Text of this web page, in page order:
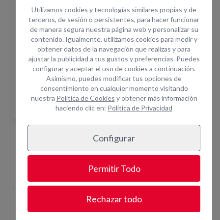
del equipo. Una vez realizada la solicitud un
asesor le confirmará disponibilidad.
¿Cuántas horas incluye el alquiler? + info
¿Por qué alquilar en Opein?
Trabajamos primeras marcas del mercado.
Más de 200 empleados para darte el soporte que
necesitas.
Asistencia técnica in situ y servicio de combustible.
Equipos Relacionados
230V
Utilizamos cookies y tecnologías similares propias y de
terceros, de sesión o persistentes, para hacer funcionar
de manera segura nuestra página web y personalizar su
contenido. Igualmente, utilizamos cookies para medir y
obtener datos de la navegación que realizas y para
ajustar la publicidad a tus gustos y preferencias. Puedes
configurar y aceptar el uso de cookies a continuación.
Asimismo, puedes modificar tus opciones de
consentimiento en cualquier momento visitando
nuestra Política de Cookies y obtener más información
haciendo clic en: Política de Privacidad
Configurar
Permitir Todo
Rechazar todo